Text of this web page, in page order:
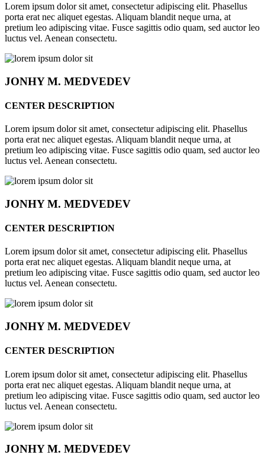
Lorem ipsum dolor sit amet, consectetur adipiscing elit. Phasellus
porta erat nec aliquet egestas. Aliquam blandit neque urna, at
pretium leo adipiscing vitae. Fusce sagittis odio quam, sed auctor leo
luctus vel. Aenean consectetu.
JONHYM. MEDVEDEV
CENTER DESCRIPTION
Lorem ipsum dolor sit amet, consectetur adipiscing elit. Phasellus
porta erat nec aliquet egestas. Aliquam blandit neque urna, at
pretium leo adipiscing vitae. Fusce sagittis odio quam, sed auctor leo
luctus vel. Aenean consectetu.
JONHYM. MEDVEDEV
CENTER DESCRIPTION
Lorem ipsum dolor sit amet, consectetur adipiscing elit. Phasellus
porta erat nec aliquet egestas. Aliquam blandit neque urna, at
pretium leo adipiscing vitae. Fusce sagittis odio quam, sed auctor leo
luctus vel. Aenean consectetu.
JONHYM. MEDVEDEV
CENTER DESCRIPTION
Lorem ipsum dolor sit amet, consectetur adipiscing elit. Phasellus
porta erat nec aliquet egestas. Aliquam blandit neque urna, at
pretium leo adipiscing vitae. Fusce sagittis odio quam, sed auctor leo
luctus vel. Aenean consectetu.
JONHYM. MEDVEDEV